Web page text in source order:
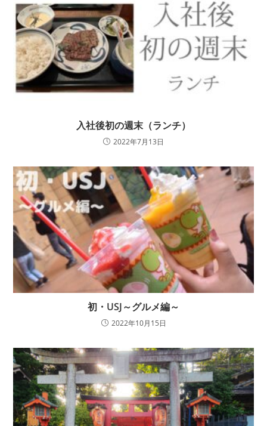
入社後初の週末（ランチ）
2022年7月13日
初・USJ～グルメ編～
2022年10月15日